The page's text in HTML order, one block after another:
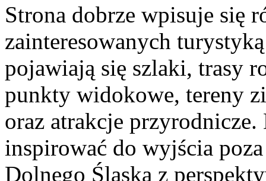
Strona dobrze wpisuje się
zainteresowanych
pojawiają się szlaki, trasy
punkty widokowe, tereny
oraz atrakcje
inspirować do wyjścia
Dolnego Śląska z